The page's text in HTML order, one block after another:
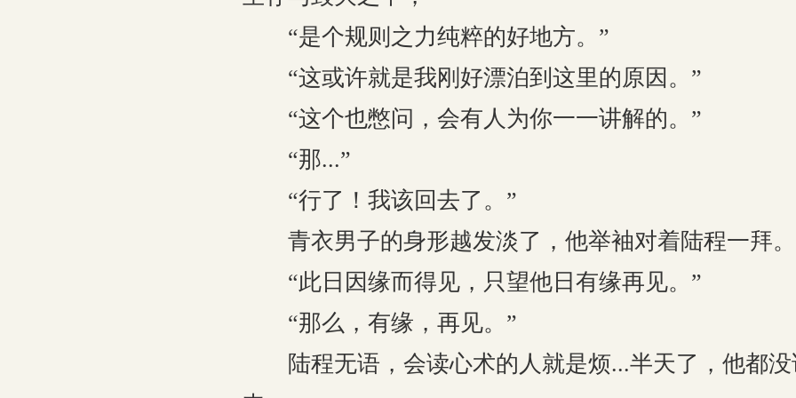
“是个规则之力纯粹的好地方。”
“这或许就是我刚好漂泊到这里的原因。”
“这个也憋问，会有人为你一一讲解的。”
“那...”
“行了！我该回去了。”
青衣男子的身形越发淡了，他举袖对着陆程一拜。
“此日因缘而得见，只望他日有缘再见。”
“那么，有缘，再见。”
陆程无语，会读心术的人就是烦...半天了，他都没